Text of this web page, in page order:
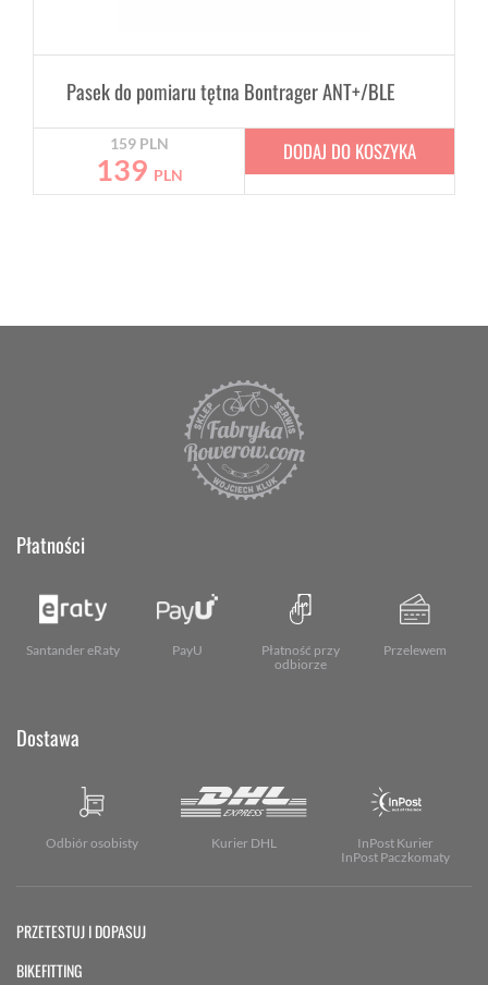
Pasek do pomiaru tętna Bontrager ANT+/BLE
159 PLN
139 PLN
DODAJ DO KOSZYKA
Płatności
Santander eRaty PayU
Płatność przy
odbiorze
Przelewem
Dostawa
Odbiór osobisty Kurier DHL
InPost Kurier
InPost Paczkomaty
PRZETESTUJ I DOPASUJ
BIKEFITTING